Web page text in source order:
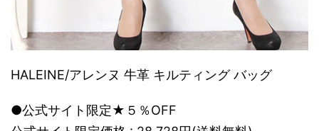
HALEINE/アレンヌ 牛革 キルティング バッグ
●公式サイト限定★５％OFF